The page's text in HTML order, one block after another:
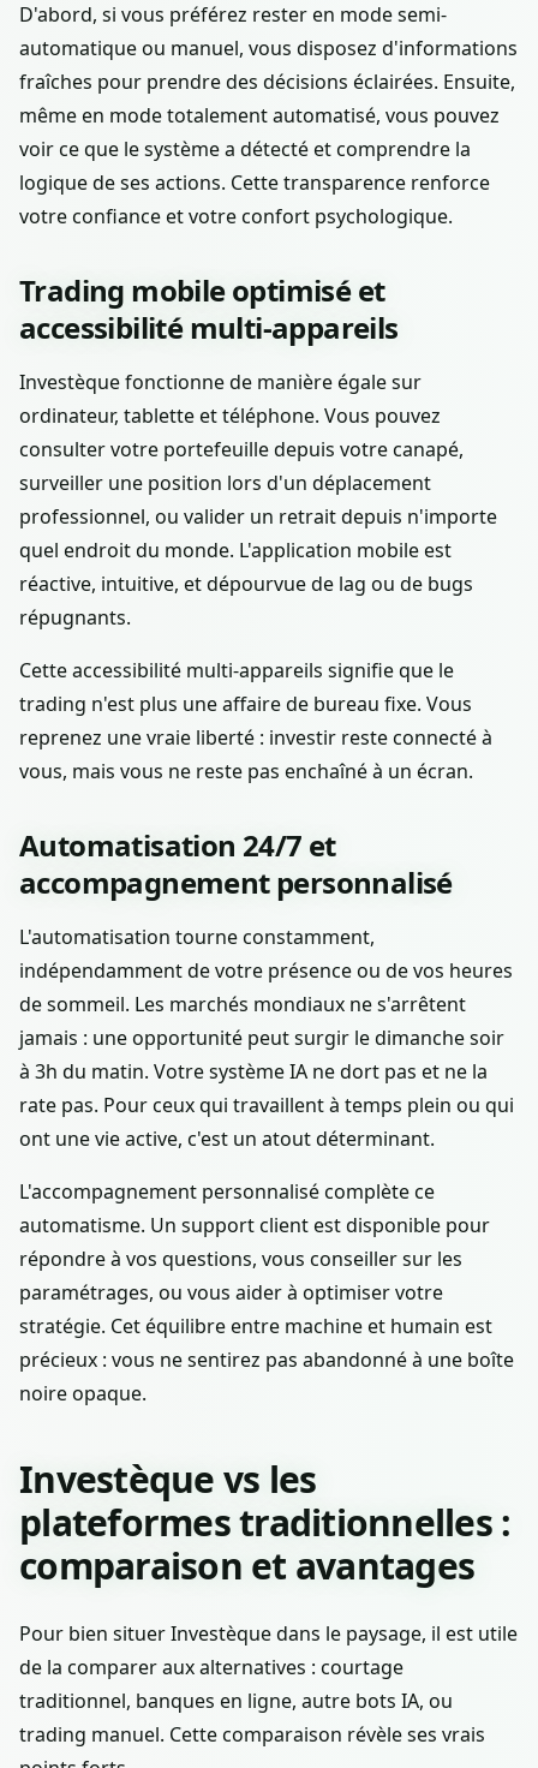
D'abord, si vous préférez rester en mode semi-
automatique ou manuel, vous disposez d'informations
fraîches pour prendre des décisions éclairées. Ensuite,
même en mode totalement automatisé, vous pouvez
voir ce que le système a détecté et comprendre la
logique de ses actions. Cette transparence renforce
votre confiance et votre confort psychologique.
Trading mobile optimisé et
accessibilité multi-appareils
Investèque fonctionne de manière égale sur
ordinateur, tablette et téléphone. Vous pouvez
consulter votre portefeuille depuis votre canapé,
surveiller une position lors d'un déplacement
professionnel, ou valider un retrait depuis n'importe
quel endroit du monde. L'application mobile est
réactive, intuitive, et dépourvue de lag ou de bugs
répugnants.
Cette accessibilité multi-appareils signifie que le
trading n'est plus une affaire de bureau fixe. Vous
reprenez une vraie liberté : investir reste connecté à
vous, mais vous ne reste pas enchaîné à un écran.
Automatisation 24/7 et
accompagnement personnalisé
L'automatisation tourne constamment,
indépendamment de votre présence ou de vos heures
de sommeil. Les marchés mondiaux ne s'arrêtent
jamais : une opportunité peut surgir le dimanche soir
à 3h du matin. Votre système IA ne dort pas et ne la
rate pas. Pour ceux qui travaillent à temps plein ou qui
ont une vie active, c'est un atout déterminant.
L'accompagnement personnalisé complète ce
automatisme. Un support client est disponible pour
répondre à vos questions, vous conseiller sur les
paramétrages, ou vous aider à optimiser votre
stratégie. Cet équilibre entre machine et humain est
précieux : vous ne sentirez pas abandonné à une boîte
noire opaque.
Investèque vs les
plateformes traditionnelles :
comparaison et avantages
Pour bien situer Investèque dans le paysage, il est utile
de la comparer aux alternatives : courtage
traditionnel, banques en ligne, autre bots IA, ou
trading manuel. Cette comparaison révèle ses vrais